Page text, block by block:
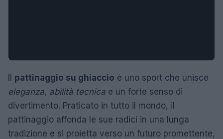
Il pattinaggio su ghiaccio è uno sport che unisce
eleganza, abilità tecnica e un forte senso di
divertimento. Praticato in tutto il mondo, il
pattinaggio affonda le sue radici in una lunga
tradizione e si proietta verso un futuro promettente,